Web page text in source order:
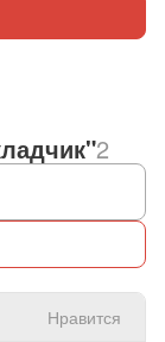
2
Нравится